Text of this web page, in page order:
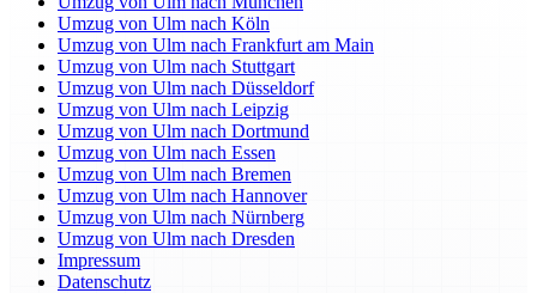
Umzug von Ulm nach Köln
Umzug von Ulm nach Frankfurt am Main
Umzug von Ulm nach Stuttgart
Umzug von Ulm nach Düsseldorf
Umzug von Ulm nach Leipzig
Umzug von Ulm nach Dortmund
Umzug von Ulm nach Essen
Umzug von Ulm nach Bremen
Umzug von Ulm nach Hannover
Umzug von Ulm nach Nürnberg
Umzug von Ulm nach Dresden
Impressum
Datenschutz